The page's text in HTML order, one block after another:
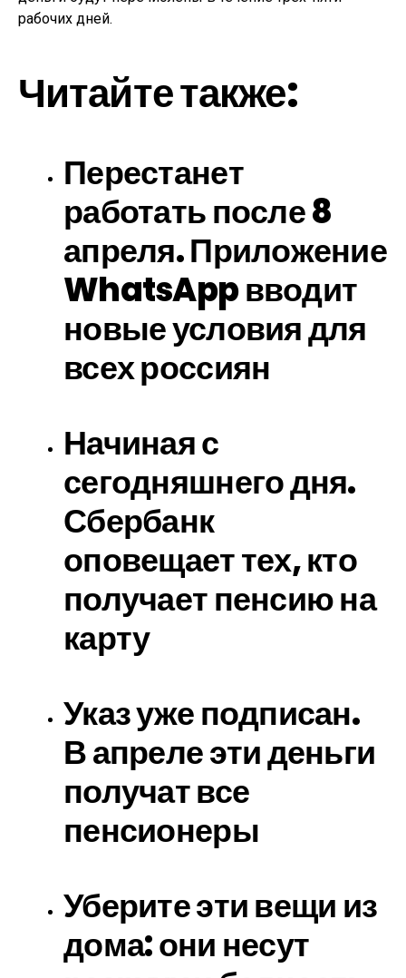
рабочих дней.
Читайте также:
Перестанет
работать после 8
апреля. Приложение
WhatsApp вводит
новые условия для
всех россиян
Начиная с
сегодняшнего дня.
Сбербанк
оповещает тех, кто
получает пенсию на
карту
Указ уже подписан.
В апреле эти деньги
получат все
пенсионеры
Уберите эти вещи из
дома: они несут